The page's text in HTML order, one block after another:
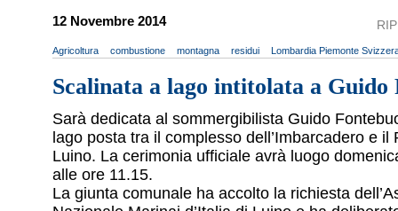
12 Novembre 2014
Agricoltura combustione montagna residui Lombardia Piemonte
Scalinata a lago intitolata a Guido
Sarà dedicata al sommergibilista Guido
lago posta tra il complesso dell’Imbarcadero e il
Luino. La cerimonia ufficiale avrà luogo
alle ore 11.15.
La giunta comunale ha accolto la richiesta